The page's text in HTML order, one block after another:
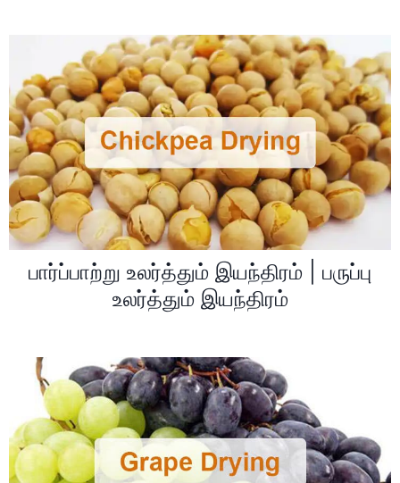
பார்ப்பாற்று உலர்த்தும் இயந்திரம் | பருப்பு
உலர்த்தும் இயந்திரம்